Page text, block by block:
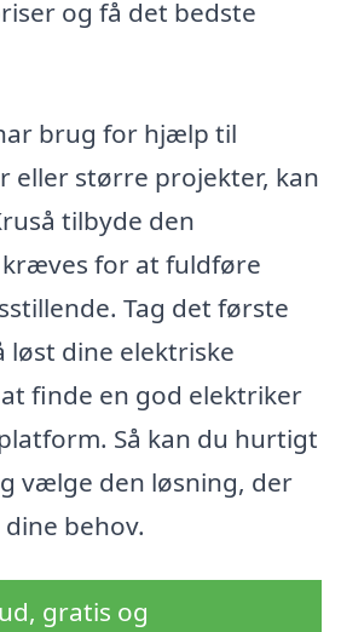
og få det bedste
brug for hjælp til
eller større projekter, kan
tilbyde den
for at fuldføre
Tag det første
løst dine elektriske
finde en god elektriker
Så kan du hurtigt
vælge den løsning, der
behov.
gratis og